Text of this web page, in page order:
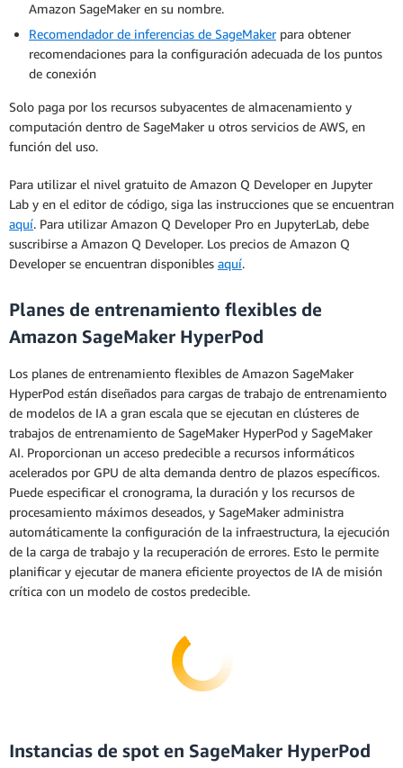
Amazon SageMaker en su nombre.
Recomendador de inferencias de SageMakerpara obtener
recomendaciones para la configuración adecuada de los puntos
de conexión
Solo paga por los recursos subyacentes de almacenamiento y
computación dentro de SageMaker u otros servicios de AWS, en
función del uso.
Para utilizar el nivel gratuito de Amazon Q Developer en Jupyter
Lab y en el editor de código, siga las instrucciones que se encuentran
aquí. Para utilizar Amazon Q Developer Pro en JupyterLab, debe
suscribirse a Amazon Q Developer. Los precios de Amazon Q
Developer se encuentran disponibles aquí.
Planes de entrenamiento flexibles de
Amazon SageMaker HyperPod
Los planes de entrenamiento flexibles de Amazon SageMaker
HyperPod están diseñados para cargas de trabajo de entrenamiento
de modelos de IA a gran escala que se ejecutan en clústeres de
trabajos de entrenamiento de SageMaker HyperPod y SageMaker
AI. Proporcionan un acceso predecible a recursos informáticos
acelerados por GPU de alta demanda dentro de plazos específicos.
Puede especificar el cronograma, la duración y los recursos de
procesamiento máximos deseados, y SageMaker administra
automáticamente la configuración de la infraestructura, la ejecución
de la carga de trabajo y la recuperación de errores. Esto le permite
planificar y ejecutar de manera eficiente proyectos de IA de misión
crítica con un modelo de costos predecible.
Instancias de spot en SageMaker HyperPod